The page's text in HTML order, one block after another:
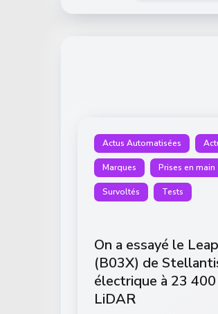
Actus Automatisées
Marques Prises en main
Survoltés Tests
On a essayé le
(B03X) de
électrique à 23 400
LiDAR